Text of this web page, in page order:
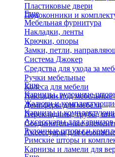
Пластиковые двери
Подоконники и
Еще
Мебельная фурнитура
Накладки, ленты
Крючки, опоры
Замки, петли,
Система Джокер
Средства для ухода за
Ручки мебельные
Колеса для мебели
Накладки под
Демпферы для мебели
Перекладины, трубы,
Соединительные
Аксессуары для
Еще
Карнизы, рулонные
Жалюзи и
Карнизы и
Аксессуары для карнизов
Рулонные шторы и
Римские шторы и
Карнизы и ламели для